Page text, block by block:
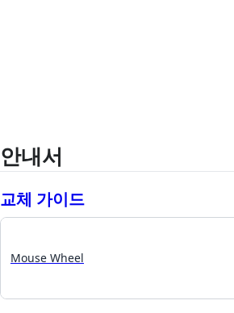
안내서
교체 가이드
Mouse Wheel